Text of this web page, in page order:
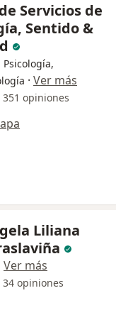
Servicios de
Sentido &
· Ver más
351 opiniones
Liliana
Ver más
34 opiniones